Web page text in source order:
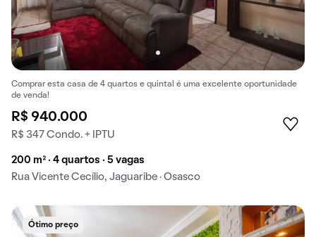
Comprar esta casa de 4 quartos e quintal é uma excelente oportunidade
de venda!
R$ 940.000
R$ 347 Condo. + IPTU
200 m² · 4 quartos · 5 vagas
Rua Vicente Cecílio, Jaguaribe · Osasco
Ótimo preço